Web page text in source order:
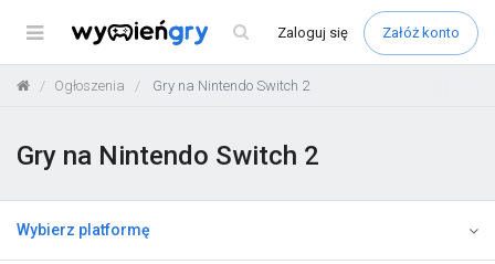
Menu Zaloguj się Załóż konto
Ogłoszenia Gry na Nintendo Switch 2
Gry na Nintendo Switch 2
Wybierz platformę